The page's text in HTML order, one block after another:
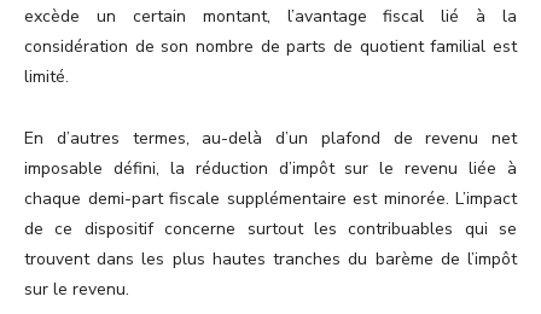
excède un certain montant, l’avantage fiscal lié à la
considération de son nombre de parts de quotient familial est
limité.
En d’autres termes, au-delà d’un plafond de revenu net
imposable défini, la réduction d’impôt sur le revenu liée à
chaque demi-part fiscale supplémentaire est minorée. L’impact
de ce dispositif concerne surtout les contribuables qui se
trouvent dans les plus hautes tranches du barème de l’impôt
sur le revenu.